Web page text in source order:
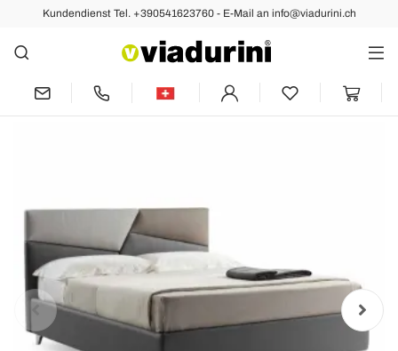
Kundendienst Tel. +390541623760 - E-Mail an info@viadurini.ch
Vorher Nächste
Doppelbett mit gepolstertem Behälter
aus Kunstleder Made in Italy - Raggino